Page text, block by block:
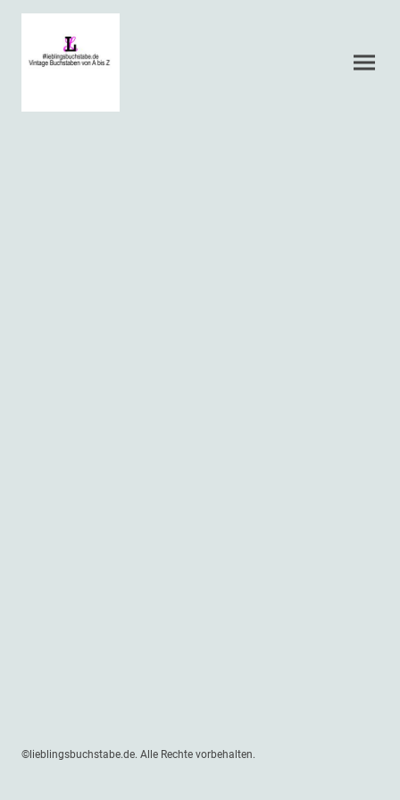
©lieblingsbuchstabe.de. Alle Rechte vorbehalten.